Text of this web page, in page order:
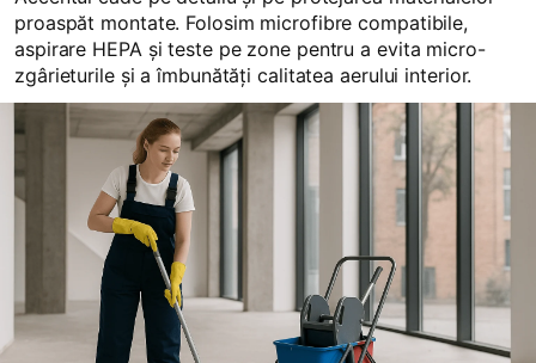
proaspăt montate. Folosim microfibre compatibile,
aspirare HEPA și teste pe zone pentru a evita micro-
zgârieturile și a îmbunătăți calitatea aerului interior.